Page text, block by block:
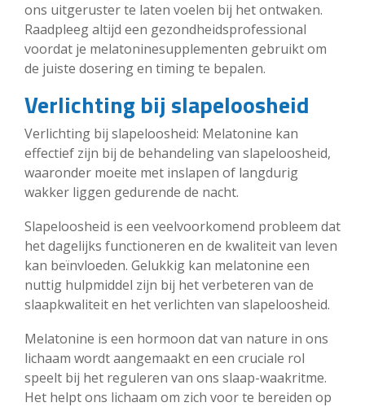
ons uitgeruster te laten voelen bij het ontwaken.
Raadpleeg altijd een gezondheidsprofessional
voordat je melatoninesupplementen gebruikt om
de juiste dosering en timing te bepalen.
Verlichting bij slapeloosheid
Verlichting bij slapeloosheid: Melatonine kan
effectief zijn bij de behandeling van slapeloosheid,
waaronder moeite met inslapen of langdurig
wakker liggen gedurende de nacht.
Slapeloosheid is een veelvoorkomend probleem dat
het dagelijks functioneren en de kwaliteit van leven
kan beïnvloeden. Gelukkig kan melatonine een
nuttig hulpmiddel zijn bij het verbeteren van de
slaapkwaliteit en het verlichten van slapeloosheid.
Melatonine is een hormoon dat van nature in ons
lichaam wordt aangemaakt en een cruciale rol
speelt bij het reguleren van ons slaap-waakritme.
Het helpt ons lichaam om zich voor te bereiden op